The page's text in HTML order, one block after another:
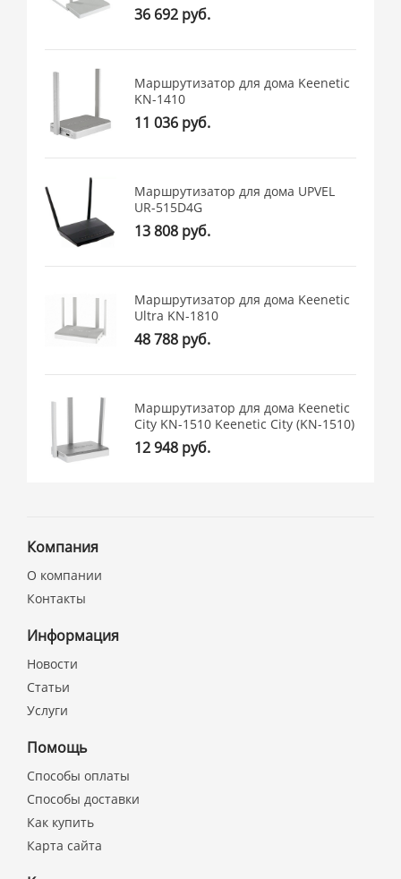
36 692 руб.
Маршрутизатор для дома Keenetic
KN-1410
11 036 руб.
Маршрутизатор для дома UPVEL
UR-515D4G
13 808 руб.
Маршрутизатор для дома Keenetic
Ultra KN-1810
48 788 руб.
Маршрутизатор для дома Keenetic
City KN-1510 Keenetic City (KN-1510)
12 948 руб.
Компания
О компании
Контакты
Информация
Новости
Статьи
Услуги
Помощь
Способы оплаты
Способы доставки
Как купить
Карта сайта